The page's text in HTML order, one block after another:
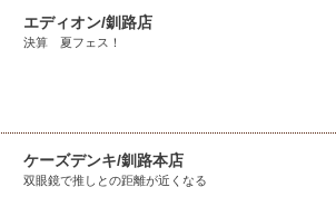
エディオン/釧路店
決算 夏フェス！
ケーズデンキ/釧路本店
双眼鏡で推しとの距離が近くなる